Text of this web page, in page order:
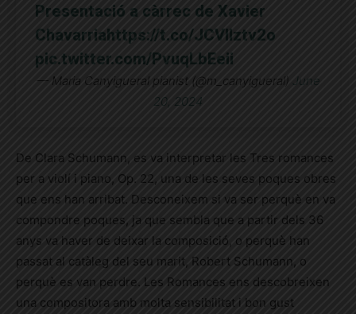
Presentació a càrrec de Xavier
Chavarria https://t.co/JCVIlztv2o
pic.twitter.com/PvuqLbEeii
— Maria Canyigueral pianist (@m_canyigueral) June
20, 2024
De Clara Schumann, es va interpretar les Tres romances
per a violí i piano, Op. 22, una de les seves poques obres
que ens han arribat. Desconeixem si va ser perquè en va
compondre poques, ja que sembla que a partir dels 36
anys va haver de deixar la composició, o perquè han
passat al catàleg del seu marit, Robert Schumann, o
perquè es van perdre. Les Romances ens descobreixen
una compositora amb molta sensibilitat i bon gust